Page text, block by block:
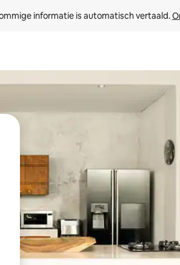
informatie is automatisch vertaald.
met je de pijltjestoetsen omhoog en